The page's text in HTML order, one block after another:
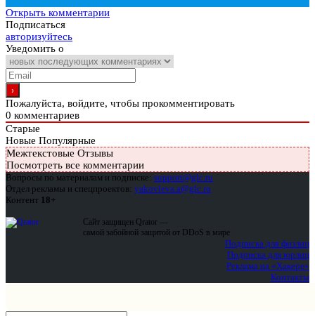
Открыть комментарии
Подписаться
авторизуйтесь
Уведомить о
Пожалуйста, войдите, чтобы прокомментировать
0 комментариев
Старые
Новые Популярные
Межтекстовые Отзывы
Посмотреть все комментарии
Вопросы по материалам и подписке: support@glc.ru
Отдел рекламы и спецпроектов: yakovleva.a@glc.ru
Контент 18+
Сайт защищен Qrator —
самой забойной защитой от DDoS в мире
Подписка для физлиц
Подписка для юрлиц
Реклама на «Хакере»
Контакты